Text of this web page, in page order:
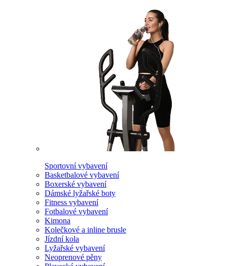
Sportovní vybavení
Basketbalové vybavení
Boxerské vybavení
Dámské lyžařské boty
Fitness vybavení
Fotbalové vybavení
Kimona
Kolečkové a inline brusle
Jízdní kola
Lyžařské vybavení
Neoprenové pěny